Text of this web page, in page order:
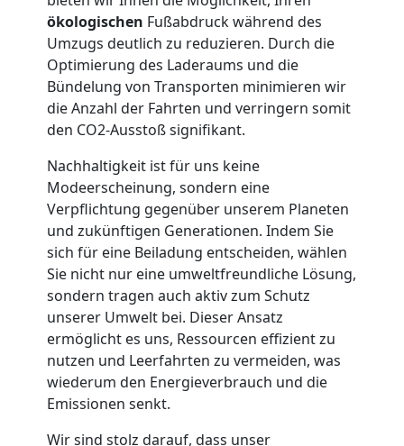
ökologischen Fußabdruck während des
Umzugs deutlich zu reduzieren. Durch die
Optimierung des Laderaums und die
Bündelung von Transporten minimieren wir
die Anzahl der Fahrten und verringern somit
den CO2-Ausstoß signifikant.
Nachhaltigkeit ist für uns keine
Modeerscheinung, sondern eine
Verpflichtung gegenüber unserem Planeten
und zukünftigen Generationen. Indem Sie
sich für eine Beiladung entscheiden, wählen
Sie nicht nur eine umweltfreundliche Lösung,
sondern tragen auch aktiv zum Schutz
unserer Umwelt bei. Dieser Ansatz
ermöglicht es uns, Ressourcen effizient zu
nutzen und Leerfahrten zu vermeiden, was
wiederum den Energieverbrauch und die
Emissionen senkt.
Wir sind stolz darauf, dass unser
Leonding
Übersiedlung
Leonding
Klaviertransport
Leonding
Privatumzug
Leonding
Tresortransport